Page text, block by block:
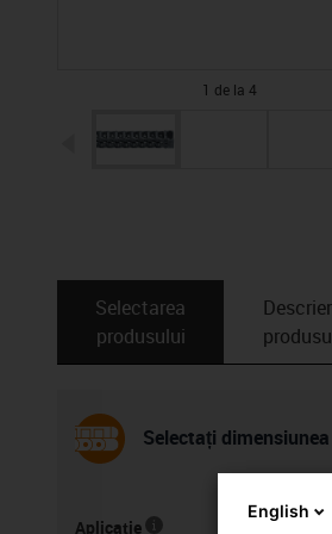
1 de la 4
igus-icon-arrow-left
Selectarea
produsului
Selectați
Aplicație
English